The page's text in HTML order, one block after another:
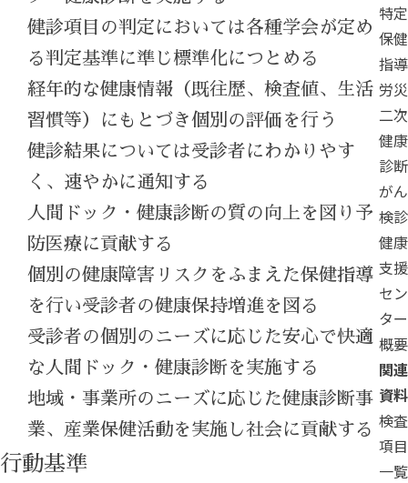
健診項目の判定においては各種学会が定め
る判定基準に準じ標準化につとめる
経年的な健康情報（既往歴、検査値、生活
習慣等）にもとづき個別の評価を行う
健診結果については受診者にわかりやす
く、速やかに通知する
人間ドック・健康診断の質の向上を図り予
防医療に貢献する
個別の健康障害リスクをふまえた保健指導
を行い受診者の健康保持増進を図る
受診者の個別のニーズに応じた安心で快適
な人間ドック・健康診断を実施する
地域・事業所のニーズに応じた健康診断事
業、産業保健活動を実施し社会に貢献する
行動基準
特定
保健
指導
労災
二次
健康
診断
がん
検診
健康
支援
セン
ター
概要
関連
資料
検査
項目
一覧